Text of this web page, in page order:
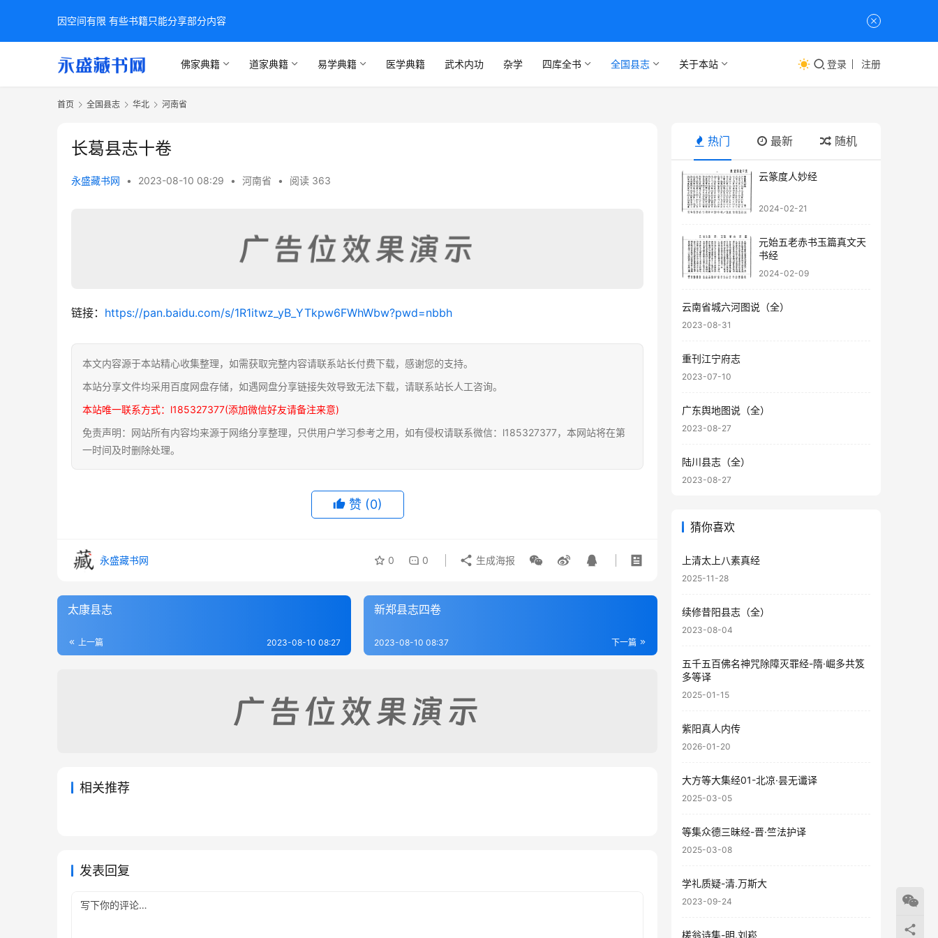
佛家典籍 道家典籍 易学典籍 医学典籍 武术内功 杂学 四库全书 全国县志 关于本站 登录 注册
首页 全国县志 华北 河南省
长葛县志十卷
永盛藏书网 • 2023-08-10 08:29 • 河南省 • 阅读 363
链接： https://pan.baidu.com/s/1R1itwz_yB_YTkpw6FWhWbw?pwd=nbbh
本文内容源于本站精心收集整理，如需获取完整内容请联系站长付费下载，感谢您的支持。
本站分享文件均采用百度网盘存储，如遇网盘分享链接失效导致无法下载，请联系站长人工咨询。
本站唯一联系方式：l185327377(添加微信好友请备注来意)
免责声明：网站所有内容均来源于网络分享整理，只供用户学习参考之用，如有侵权请联系微信：l185327377，本网站将在第
一时间及时删除处理。
赞 (0)
永盛藏书网 0 0 生成海报
太康县志
上一篇 2023-08-10 08:27
新郑县志四卷
下一篇
2023-08-10 08:37
相关推荐
发表回复
热门 最新 随机
云篆度人妙经
2024-02-21
元始五老赤书玉篇真文天
书经
2024-02-09
云南省城六河图说（全）
2023-08-31
重刊江宁府志
2023-07-10
广东舆地图说（全）
2023-08-27
陆川县志（全）
2023-08-27
猜你喜欢
上清太上八素真经
2025-11-28
续修昔阳县志（全）
2023-08-04
五千五百佛名神咒除障灭罪经-隋·崛多共笈
多等译
2025-01-15
紫阳真人内传
2026-01-20
大方等大集经01-北凉·昙无谶译
2025-03-05
等集众德三昧经-晋·竺法护译
2025-03-08
学礼质疑-清.万斯大
2023-09-24
槎翁诗集-明.刘崧
因空间有限 有些书籍只能分享部分内容